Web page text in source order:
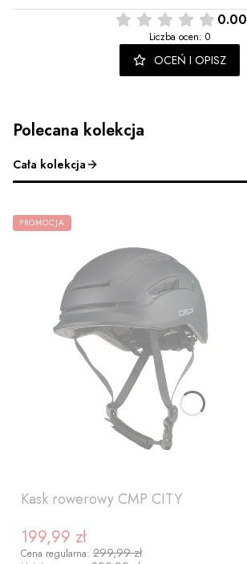
0.00
Liczba ocen: 0
OCEŃ I OPISZ
Polecana kolekcja
Cała kolekcja
PROMOCJA
Kask rowerowy CMP CITY
Cena promocyjna
199,99 zł
Cena regularna: 299,99 zł